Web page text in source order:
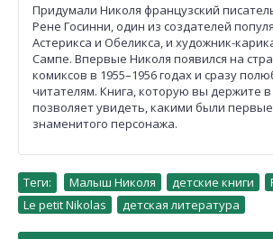
Придумали Николя французский
Рене Госинни, один из создателей
Астерикса и Обеликса, и художник-
Сампе. Впервые Николя появился на
комиксов в 1955–1956 годах и сразу
читателям. Книга, которую вы держите в
позволяет увидеть, какими были
знаменитого персонажа.
Теги: Малыш Николя детские книги
Le petit Nikolas
детская литература